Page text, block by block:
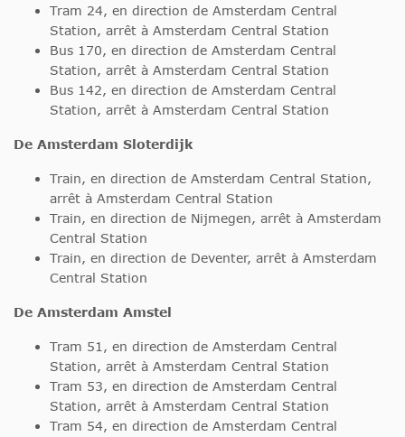
Tram 24, en direction de Amsterdam Central
Station, arrêt à Amsterdam Central Station
Bus 170, en direction de Amsterdam Central
Station, arrêt à Amsterdam Central Station
Bus 142, en direction de Amsterdam Central
Station, arrêt à Amsterdam Central Station
De Amsterdam Sloterdijk
Train, en direction de Amsterdam Central Station,
arrêt à Amsterdam Central Station
Train, en direction de Nijmegen, arrêt à Amsterdam
Central Station
Train, en direction de Deventer, arrêt à Amsterdam
Central Station
De Amsterdam Amstel
Tram 51, en direction de Amsterdam Central
Station, arrêt à Amsterdam Central Station
Tram 53, en direction de Amsterdam Central
Station, arrêt à Amsterdam Central Station
Tram 54, en direction de Amsterdam Central